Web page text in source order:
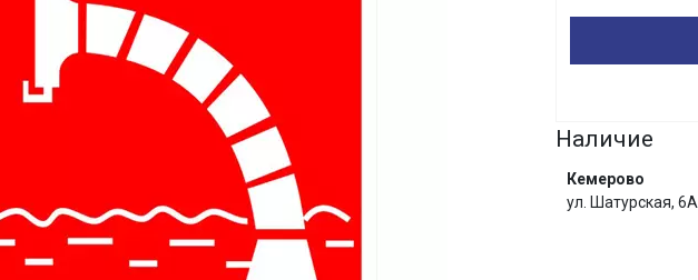
Наличие
Кемерово
ул. Шатурская, 6А
График платежей
Сегодня
%